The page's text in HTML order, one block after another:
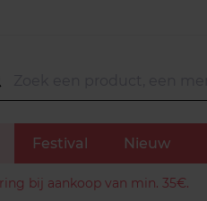
Festival Nieuw
bij aankoop van min. 35€.